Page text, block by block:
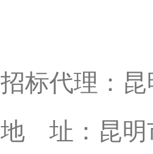
招标代理：
地 址：昆明